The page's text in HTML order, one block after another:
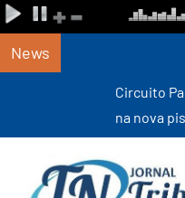
News
Circuito Paulista Open
na nova pista do ‘João do